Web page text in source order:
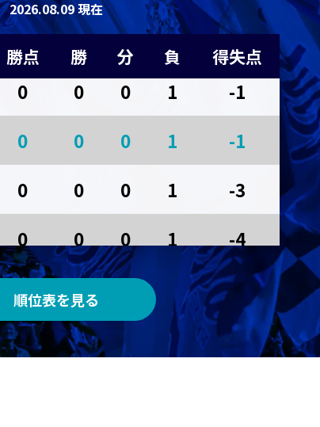
VS
2026.08.09 現在
勝点 勝 分 負 得失点
0 0 0 1
-1
0 0 0 1
-1
0 0 0 1
-1
0 0 0 1
-3
0 0 0 1 -4
順位表を見る